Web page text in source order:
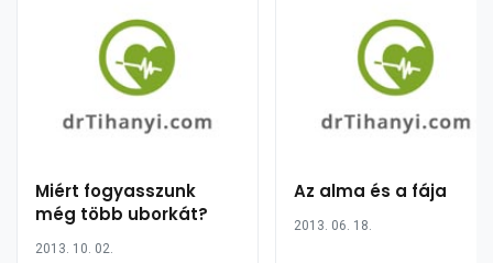
Miért fogyasszunk
még több uborkát?
2013. 10. 02.
Az alma és a fája
2013. 06. 18.